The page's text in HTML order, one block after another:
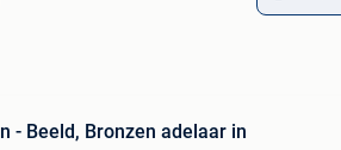
- Beeld, Bronzen adelaar in